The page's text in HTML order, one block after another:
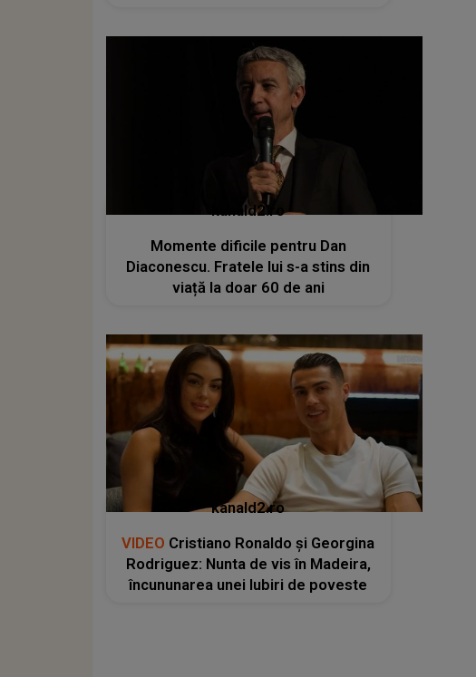
kanald2.ro
Momente dificile pentru Dan
Diaconescu. Fratele lui s-a stins din
viață la doar 60 de ani
kanald2.ro
VIDEO Cristiano Ronaldo și Georgina
Rodriguez: Nunta de vis în Madeira,
încununarea unei Iubiri de poveste